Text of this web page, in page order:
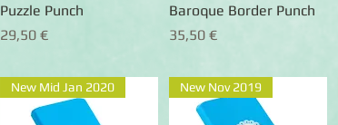
Schnellansicht
Puzzle Punch
Preis
29,50 €
Schnellansicht
Baroque Border Punch
Preis
35,50 €
New Mid Jan 2020 New Nov 2019